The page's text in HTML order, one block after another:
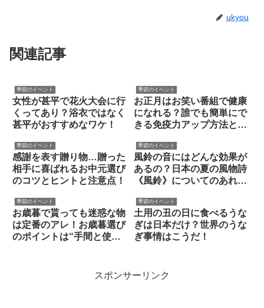
ukyou
関連記事
季節のイベント
女性が甚平で花火大会に行
くってあり？浴衣ではなく
甚平がおすすめなワケ！
季節のイベント
お正月はお笑い番組で健康
になれる？誰でも簡単にで
きる免疫力アップ方法と
季節のイベント
感謝を表す贈り物…贈った
相手に喜ばれるお中元選び
のコツとヒントと注意点！
季節のイベント
風鈴の音にはどんな効果が
あるの？日本の夏の風物詩
《風鈴》についてのあれこ
季節のイベント
お歳暮で貰っても迷惑な物
は定番のアレ！お歳暮選び
のポイントは“手間と使い
季節のイベント
土用の丑の日に食べるうな
ぎは日本だけ？世界のうな
ぎ事情はこうだ！
スポンサーリンク